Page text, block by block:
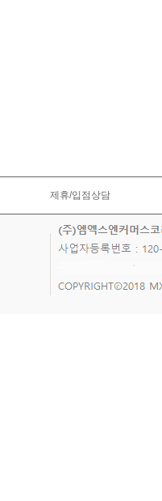
제휴/입점상담